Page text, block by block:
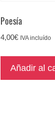
Poesía
4,00€ IVA incluído
Añadir al